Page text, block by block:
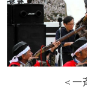
＜一